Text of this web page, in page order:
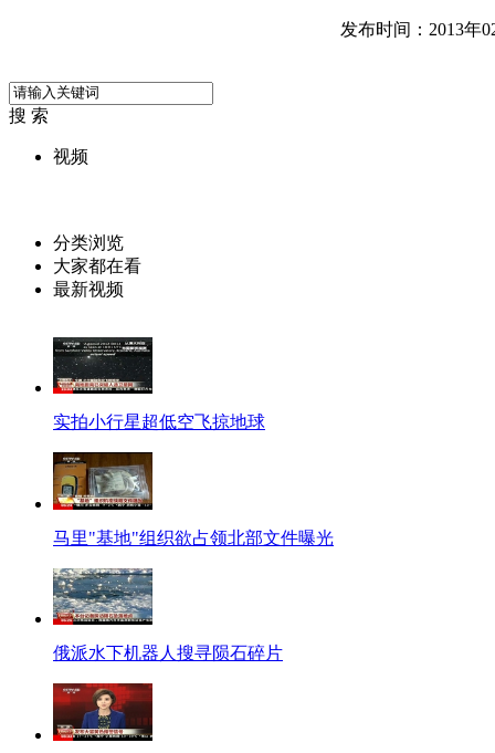
发布时间：2013年
搜 索
视频
分类浏览
大家都在看
最新视频
实拍小行星超低空飞掠地球
马里"基地"组织欲占领北部文件曝光
俄派水下机器人搜寻陨石碎片